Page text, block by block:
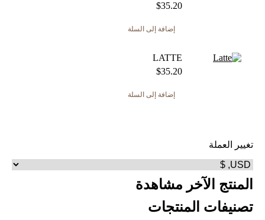
$35.20
إضافة إلى السلة
LATTE
$35.20
إضافة إلى السلة
تغيير العملة
المنتج الآخر مشاهدة
تصنيفات المنتجات